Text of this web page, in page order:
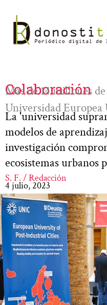
contenido
Colaboración
Más de 14 millones
Universidad Europea
La 'universidad
modelos de
investigación
ecosistemas urbanos
S. F. / Redacción
4 julio, 2023